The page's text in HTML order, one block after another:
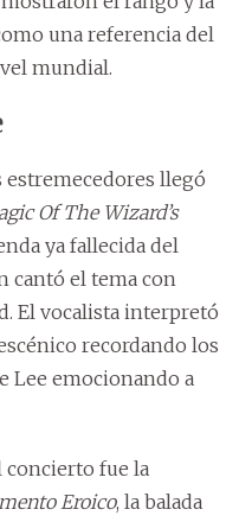
una referencia del
mundial.
llegó
Of The Wizard’s
ya fallecida del
cantó el tema con
El vocalista interpretó
recordando los
Lee emocionando a
concierto fue la
Eroico, la balada